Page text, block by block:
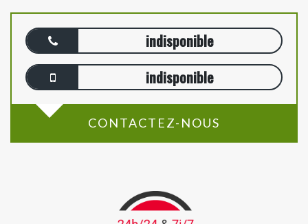
indisponible
indisponible
CONTACTEZ-NOUS